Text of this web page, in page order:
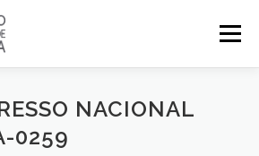
Menu
LICENCIATURA EM PODOLOGIA
NACIONAL
0259